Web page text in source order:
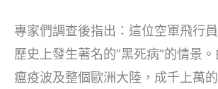
專家們調查後指出：這位空軍飛行
歷史上發生著名的”黑死病”的情景
瘟疫波及整個歐洲大陸，成千上萬